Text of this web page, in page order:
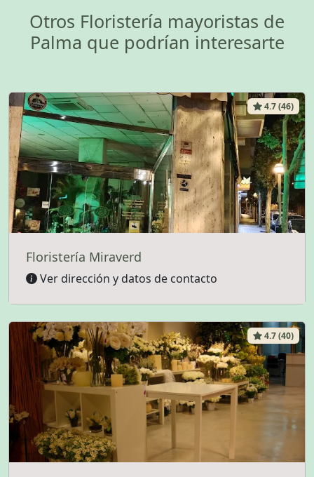
Otros Floristería mayoristas de
Palma que podrían interesarte
4.7 (46)
Floristería Miraverd
Ver dirección y datos de contacto
4.7 (40)